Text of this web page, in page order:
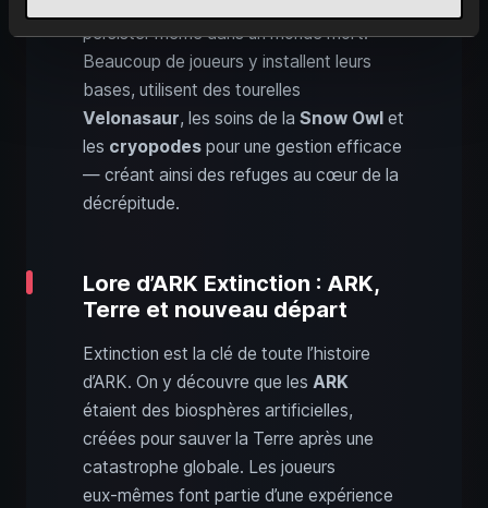
persister même dans un monde mort.
Beaucoup de joueurs y installent leurs
bases, utilisent des tourelles
Velonasaur, les soins de la Snow Owl et
les cryopodes pour une gestion efficace
— créant ainsi des refuges au cœur de la
décrépitude.
Lore d’ARK Extinction : ARK,
Terre et nouveau départ
Extinction est la clé de toute l’histoire
d’ARK. On y découvre que les ARK
étaient des biosphères artificielles,
créées pour sauver la Terre après une
catastrophe globale. Les joueurs
eux‑mêmes font partie d’une expérience